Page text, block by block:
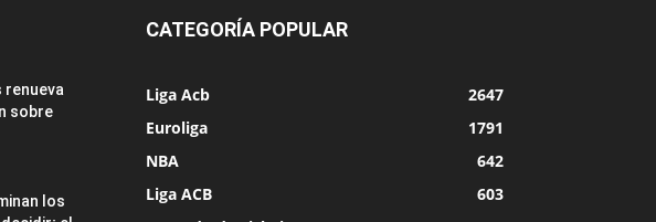
renueva
sobre
los
CATEGORÍA POPULAR
Liga Acb
2647
Euroliga
1791
NBA
642
Liga ACB
603